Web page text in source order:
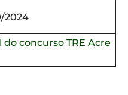
2024
concurso TRE Acre